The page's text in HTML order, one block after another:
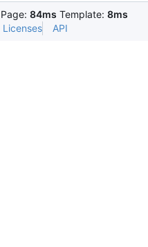
Page: 84ms Template: 8ms
Licenses API